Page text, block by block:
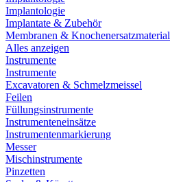
Implantologie
Implantate & Zubehör
Membranen & Knochenersatzmaterial
Alles anzeigen
Instrumente
Instrumente
Excavatoren & Schmelzmeissel
Feilen
Füllungsinstrumente
Instrumenteneinsätze
Instrumentenmarkierung
Messer
Mischinstrumente
Pinzetten